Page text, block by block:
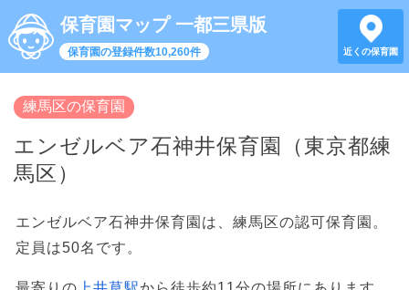
保育園マップ 一都三県版
保育園の登録件数10,260件 近くの保育園
練馬区の保育園
エンゼルベア石神井保育園（東京都練
馬区）
エンゼルベア石神井保育園は、練馬区の認可保育園。
定員は50名です。